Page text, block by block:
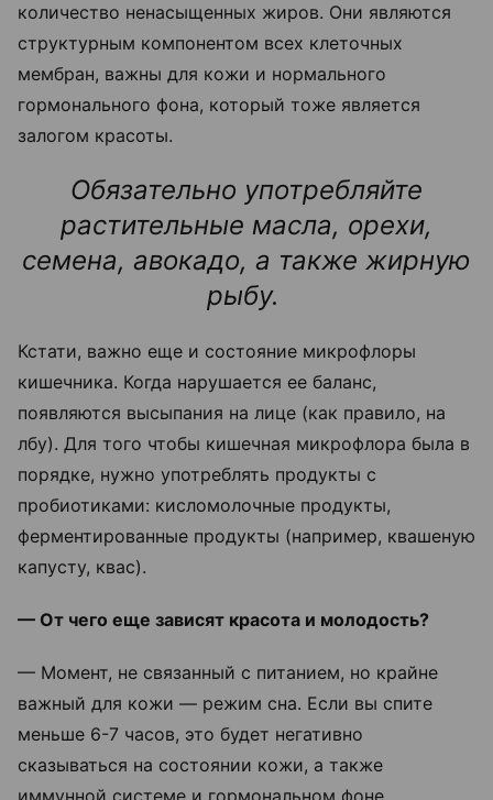
количество ненасыщенных жиров. Они являются
структурным компонентом всех клеточных
мембран, важны для кожи и нормального
гормонального фона, который тоже является
залогом красоты.
Обязательно употребляйте
растительные масла, орехи,
семена, авокадо, а также жирную
рыбу.
Кстати, важно еще и состояние микрофлоры
кишечника. Когда нарушается ее баланс,
появляются высыпания на лице (как правило, на
лбу). Для того чтобы кишечная микрофлора была в
порядке, нужно употреблять продукты с
пробиотиками: кисломолочные продукты,
ферментированные продукты (например, квашеную
капусту, квас).
— От чего еще зависят красота и молодость?
— Момент, не связанный с питанием, но крайне
важный для кожи — режим сна. Если вы спите
меньше 6-7 часов, это будет негативно
сказываться на состоянии кожи, а также